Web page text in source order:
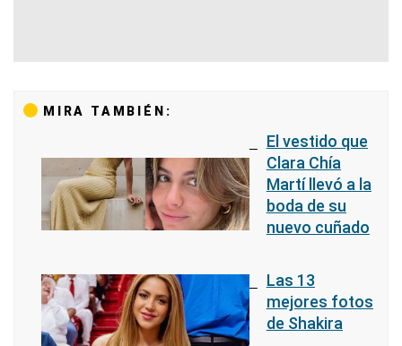
MIRA TAMBIÉN:
El vestido que
Clara Chía
Martí llevó a la
boda de su
nuevo cuñado
Las 13
mejores fotos
de Shakira